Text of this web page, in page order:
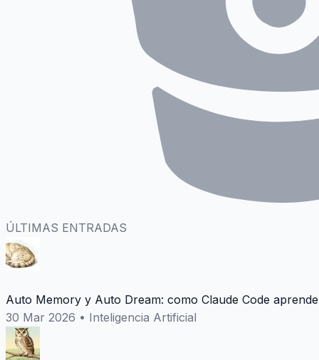
ÚLTIMAS ENTRADAS
Auto Memory y Auto Dream: como Claude Code
30 Mar 2026 • Inteligencia Artificial